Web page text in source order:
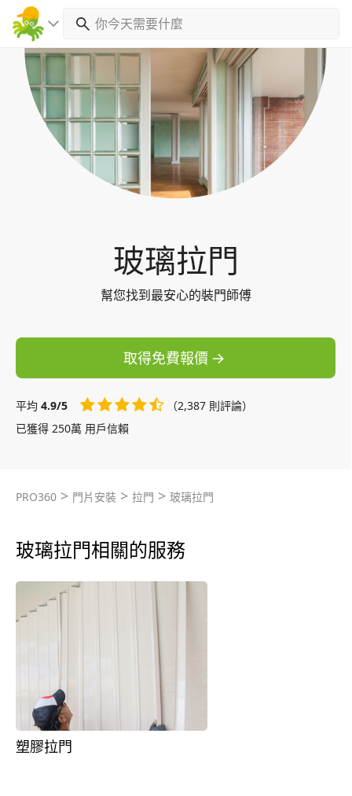
玻璃拉門
幫您找到最安心的裝門師傅
取得免費報價
平均 4.9/5
（2,387 則評論）
已獲得 250萬 用戶信賴
PRO360 > 門片安裝 > 拉門 > 玻璃拉門
玻璃拉門相關的服務
塑膠拉門